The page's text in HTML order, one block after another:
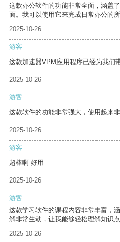
这款办公软件的功能非常全面，涵盖
面。我可以使用它来完成日常办公的
2025-10-26
游客
这款加速器VPM应用程序已经为我们
2025-10-26
游客
这款软件的功能非常强大，使用起来非
2025-10-26
游客
超棒啊 好用
2025-10-26
游客
这款学习软件的课程内容非常丰富，
解非常生动，让我能够轻松理解知识点
2025-10-26